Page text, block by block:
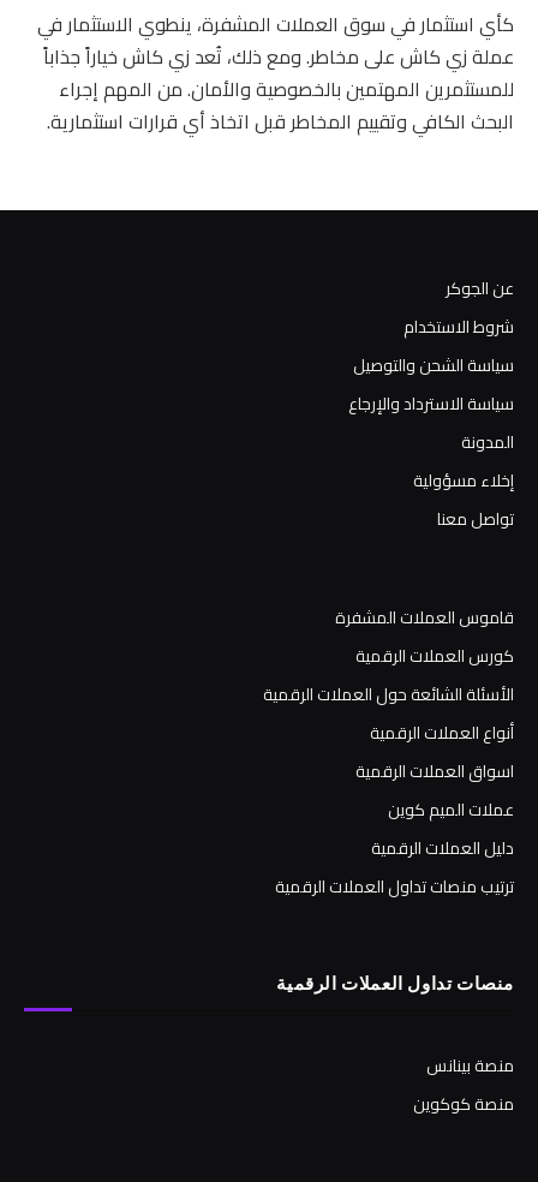
كأي استثمار في سوق العملات المشفرة، ينطوي الاستثمار في
عملة زي كاش على مخاطر. ومع ذلك، تُعد زي كاش خياراً جذاباً
للمستثمرين المهتمين بالخصوصية والأمان. من المهم إجراء
البحث الكافي وتقييم المخاطر قبل اتخاذ أي قرارات استثمارية.
عن الجوكر
شروط الاستخدام
سياسة الشحن والتوصيل
سياسة الاسترداد والإرجاع
المدونة
إخلاء مسؤولية
تواصل معنا
قاموس العملات المشفرة
كورس العملات الرقمية
الأسئلة الشائعة حول العملات الرقمية
أنواع العملات الرقمية
اسواق العملات الرقمية
عملات الميم كوين
دليل العملات الرقمية
ترتيب منصات تداول العملات الرقمية
منصات تداول العملات الرقمية
منصة بينانس
منصة كوكوين